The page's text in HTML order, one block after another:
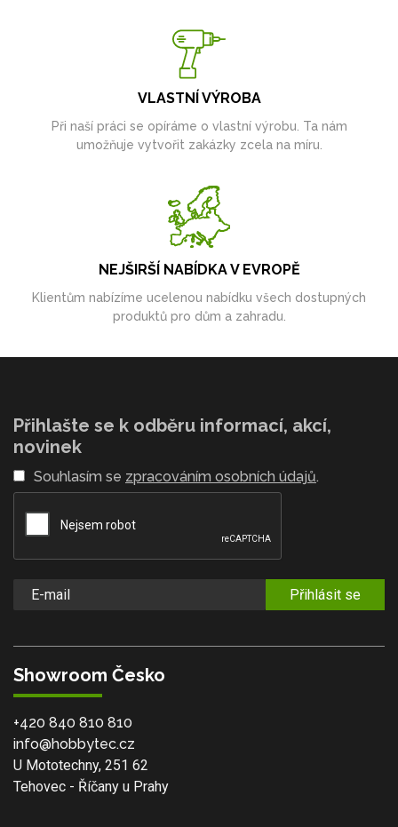
VLASTNÍ VÝROBA
Při naší práci se opíráme o vlastní výrobu. Ta nám
umožňuje vytvořit zakázky zcela na míru.
NEJŠIRŠÍ NABÍDKA V EVROPĚ
Klientům nabízíme ucelenou nabídku všech dostupných
produktů pro dům a zahradu.
Přihlašte se k odběru informací, akcí,
novinek
Souhlasím se zpracováním osobních údajů.
Přihlásit se
Showroom Česko
+420 840 810 810
info@hobbytec.cz
U Mototechny, 251 62
Tehovec - Říčany u Prahy